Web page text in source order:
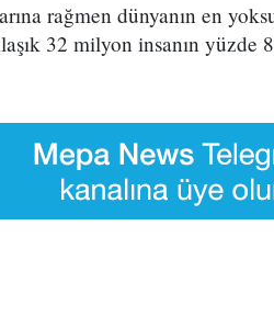
rağmen dünyanın en
32 milyon insanın yüzde